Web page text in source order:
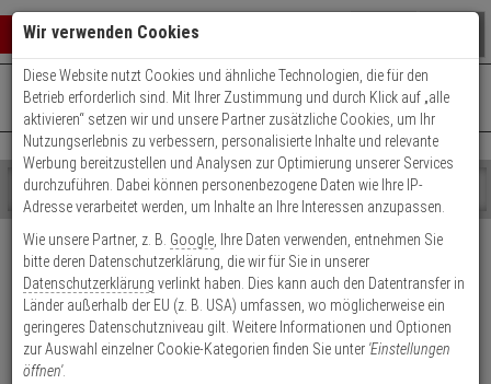
Warenkorb schließen
0 ARTIKEL IM WARENKORB
Ihr Warenkorb ist momentan leer.
Ergebnisse ()
Fertig
Shop
durchsuchen
geben
Sie
mindestens
Zeichen
ein,
um
wurde
noch
Kategorien
Suche
gestartet
+49 (0)821 899 493-0Mo. - Do.: 8:00 - 16:30 | Fr.: 8:00 - 14:00 Uhr
Kontaktservice nutzen
Kundenbewertungen 1
Einloggen und Bewertung schreiben
Wir verwenden Cookies
Diese Website nutzt Cookies und ähnliche Technologien, die für den
Betrieb erforderlich sind. Mit Ihrer Zustimmung und durch Klick auf „alle
aktivieren“ setzen wir und unsere Partner zusätzliche Cookies, um Ihr
Nutzungserlebnis zu verbessern, personalisierte Inhalte und relevante
Werbung bereitzustellen und Analysen zur Optimierung unserer Services
durchzuführen. Dabei können personenbezogene Daten wie Ihre IP-
Adresse verarbeitet werden, um Inhalte an Ihre Interessen anzupassen.
Wie unsere Partner, z. B. Google , Ihre Daten verwenden, entnehmen Sie
bitte deren Datenschutzerklärung, die wir für Sie in unserer
Datenschutzerklärung verlinkt haben. Dies kann auch den Datentransfer in
Länder außerhalb der EU (z. B. USA) umfassen, wo möglicherweise ein
geringeres Datenschutzniveau gilt. Weitere Informationen und Optionen
zur Auswahl einzelner Cookie-Kategorien finden Sie unter 'Einstellungen
öffnen'.